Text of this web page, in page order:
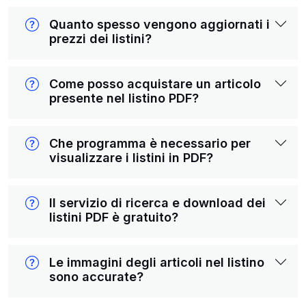
Quanto spesso vengono aggiornati i
prezzi dei listini?
Come posso acquistare un articolo
presente nel listino PDF?
Che programma è necessario per
visualizzare i listini in PDF?
Il servizio di ricerca e download dei
listini PDF è gratuito?
Le immagini degli articoli nel listino
sono accurate?